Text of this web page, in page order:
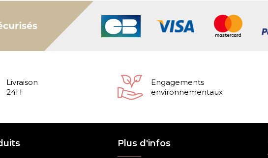
Livraison
24H
Engagements
environnementaux
Plus d'infos